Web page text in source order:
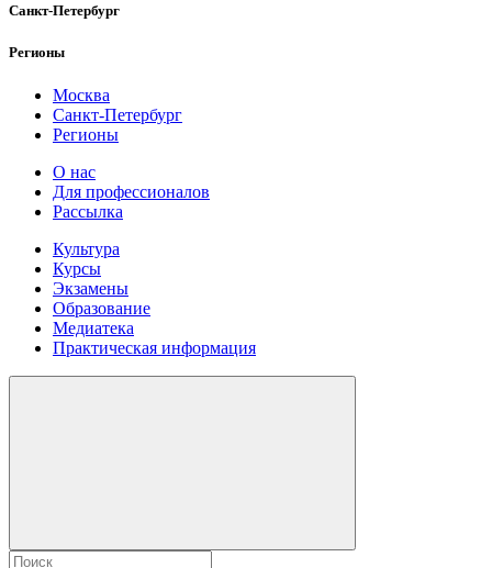
Санкт-Петербург
Регионы
Москва
Санкт-Петербург
Регионы
О нас
Для профессионалов
Рассылка
Культура
Курсы
Экзамены
Образование
Медиатека
Практическая информация